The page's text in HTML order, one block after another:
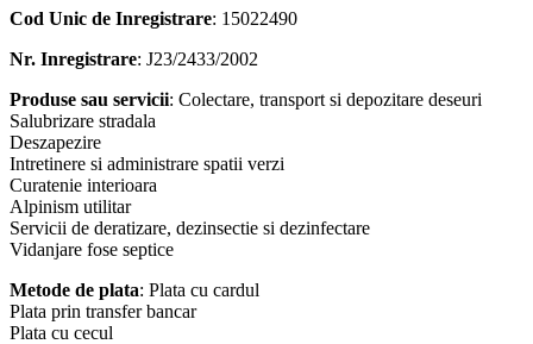
Cod Unic de Inregistrare: 15022490
Nr. Inregistrare: J23/2433/2002
Produse sau servicii: Colectare, transport si depozitare deseuri
Salubrizare stradala
Deszapezire
Intretinere si administrare spatii verzi
Curatenie interioara
Alpinism utilitar
Servicii de deratizare, dezinsectie si dezinfectare
Vidanjare fose septice
Metode de plata: Plata cu cardul
Plata prin transfer bancar
Plata cu cecul